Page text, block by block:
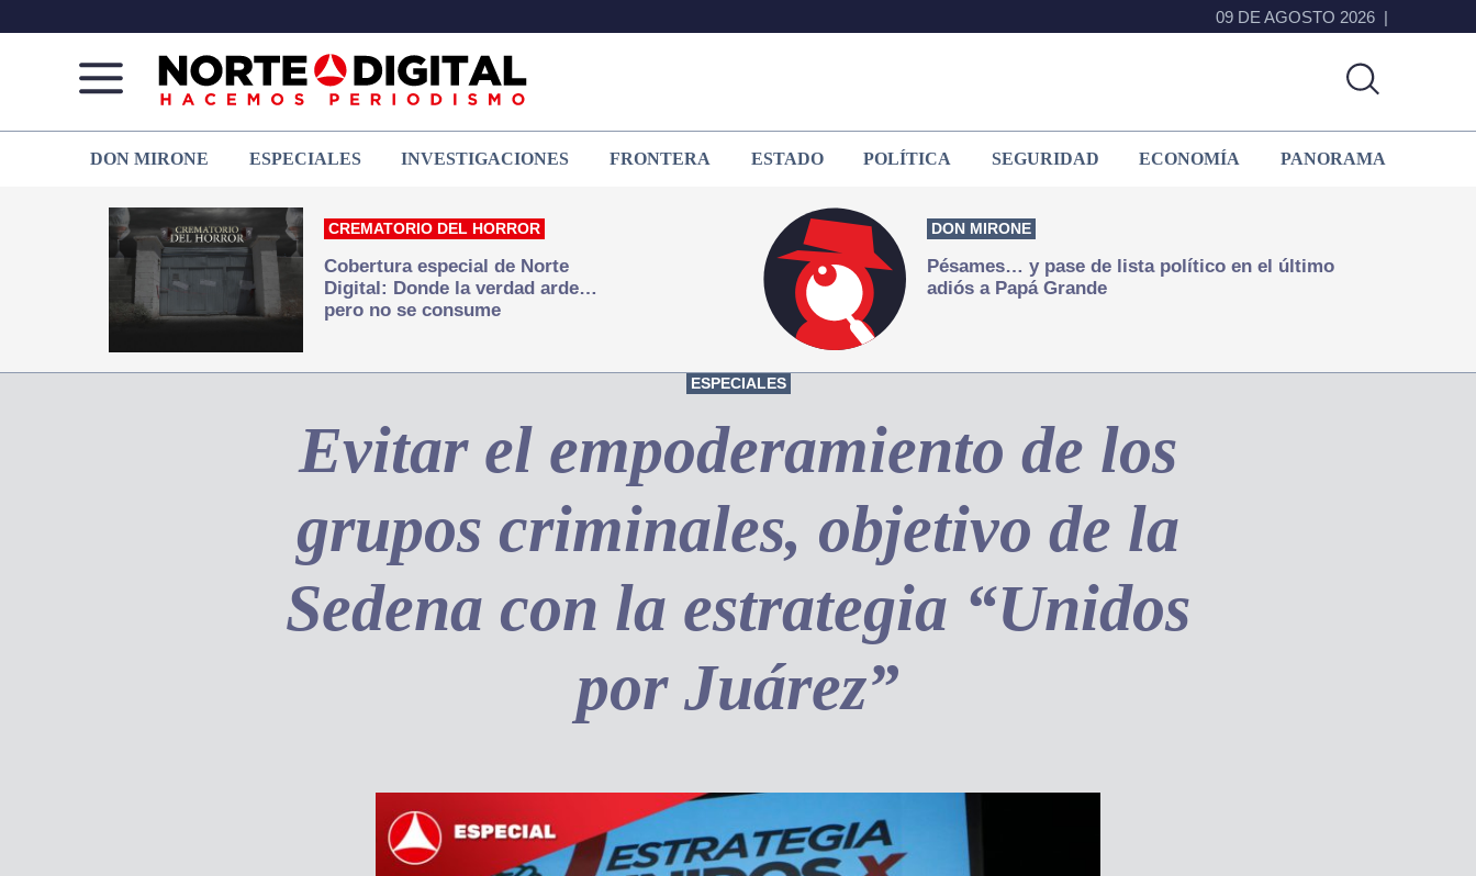
09 DE AGOSTO 2026
de
Juárez
que
hacemos periodismo
DON MIRONE ESPECIALES INVESTIGACIONES FRONTERA ESTADO POLÍTICA SEGURIDAD ECONOMÍA PANORAMA
CREMATORIO DEL HORROR
Cobertura especial de Norte
Digital: Donde la verdad arde…
pero no se consume
DON MIRONE
Pésames… y pase de lista político en el último
adiós a Papá Grande
ESPECIALES
Evitar el empoderamiento de los
grupos criminales, objetivo de la
Sedena con la estrategia “Unidos
por Juárez”